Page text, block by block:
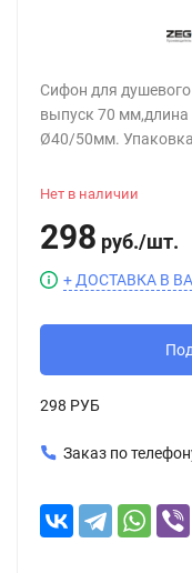
Сифон для
выпуск 70 мм,длина
Ø40/50мм.
Нет в наличии
298 руб./шт.
+ ДОСТАВКА В
298 РУБ
Заказ по